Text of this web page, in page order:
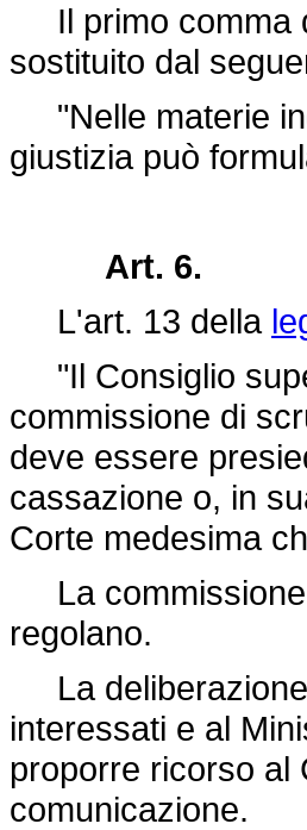
Il primo comma
sostituito dal
"Nelle materie
giustizia può
Art. 6.
L'art. 13 della
"Il Consiglio
commissione di
deve essere
cassazione o, in
Corte medesima
La commissione
regolano.
La deliberazione
interessati e al
proporre ricorso al
comunicazione.